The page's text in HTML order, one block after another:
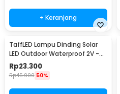
+ Keranjang
TaffLED Lampu Dinding Solar
LED Outdoor Waterproof 2V -
OO10
Rp23.300
Rp45.900 50%